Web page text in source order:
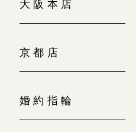
大阪本店
京都店
婚約指輪